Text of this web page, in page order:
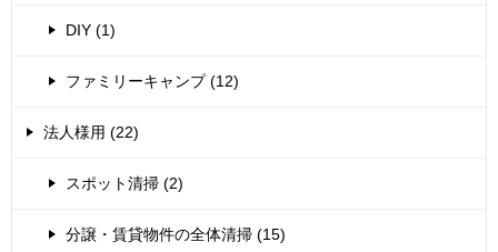
DIY (1)
ファミリーキャンプ (12)
法人様用 (22)
スポット清掃 (2)
分譲・賃貸物件の全体清掃 (15)